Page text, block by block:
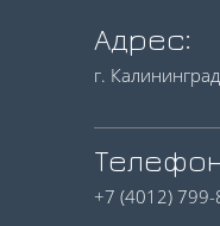
Адрес:
г.
+7 (4012) 799-